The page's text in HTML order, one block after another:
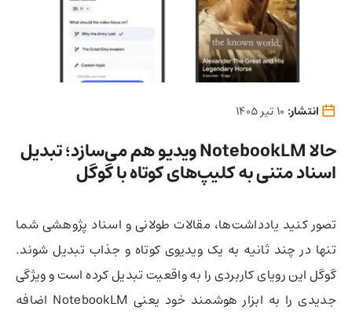
انتشار:
حالا NotebookLM ویدیو هم می‌سازد؛ تبدیل
اسناد متنی به کلیپ‌های کوتاه با گوگل
تصور کنید یادداشت‌ها، مقالات طولانی و اسناد پژوهشی شما
تنها در چند ثانیه به یک ویدیوی کوتاه و جذاب تبدیل شوند.
گوگل این رویای کاربردی را به واقعیت تبدیل کرده است و ویژگی
جدیدی را به ابزار هوشمند خود یعنی NotebookLM اضافه